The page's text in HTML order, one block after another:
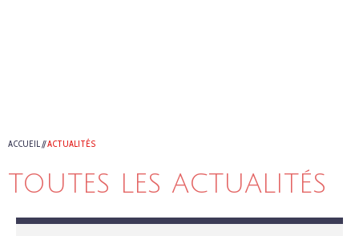
ACCUEIL//ACTUALITÉS
TOUTES LES ACTUALITÉS